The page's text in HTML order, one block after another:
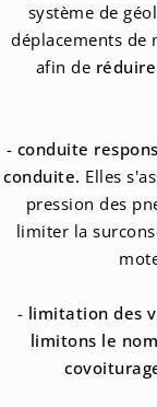
système de
déplacements de
afin de
- conduite
conduite. Elles
pression des
limiter la
- limitation des
limitons le